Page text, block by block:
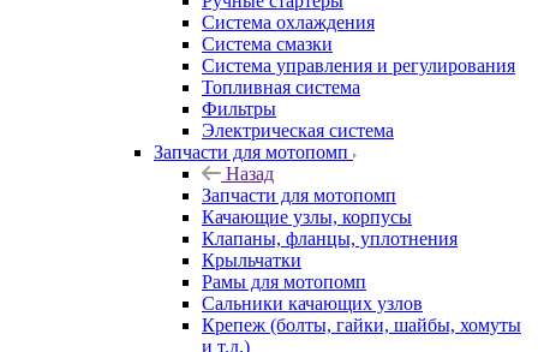
Система охлаждения
Система смазки
Система управления и регулирования
Топливная система
Фильтры
Электрическая система
Запчасти для мотопомп
Назад
Запчасти для мотопомп
Качающие узлы, корпусы
Клапаны, фланцы, уплотнения
Крыльчатки
Рамы для мотопомп
Сальники качающих узлов
Крепеж (болты, гайки, шайбы, хомуты
и т.д.)